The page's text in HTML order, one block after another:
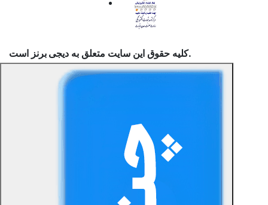
کلیه حقوق این سایت متعلق به دیجی برنز است.